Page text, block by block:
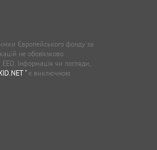
Європейського фонду за
не обов’язково
Інформація чи погляди,
"є виключною